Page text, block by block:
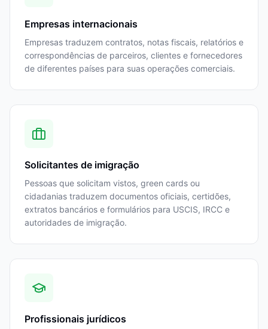
Empresas internacionais
Empresas traduzem contratos, notas fiscais, relatórios e
correspondências de parceiros, clientes e fornecedores
de diferentes países para suas operações comerciais.
Solicitantes de imigração
Pessoas que solicitam vistos, green cards ou
cidadanias traduzem documentos oficiais, certidões,
extratos bancários e formulários para USCIS, IRCC e
autoridades de imigração.
Profissionais jurídicos